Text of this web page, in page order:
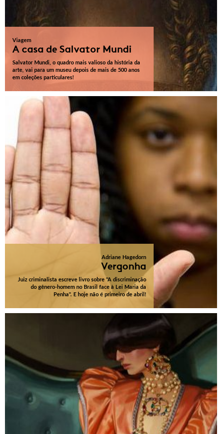
Viagem
A casa de Salvator Mundi
Salvator Mundi, o quadro mais valioso da história da
arte, vai para um museu depois de mais de 500 anos
em coleções particulares!
Adriane Hagedorn
Vergonha
Juiz criminalista escreve livro sobre "A discriminação
do gênero-homem no Brasil face à Lei Maria da
Penha". E hoje não é primeiro de abril!